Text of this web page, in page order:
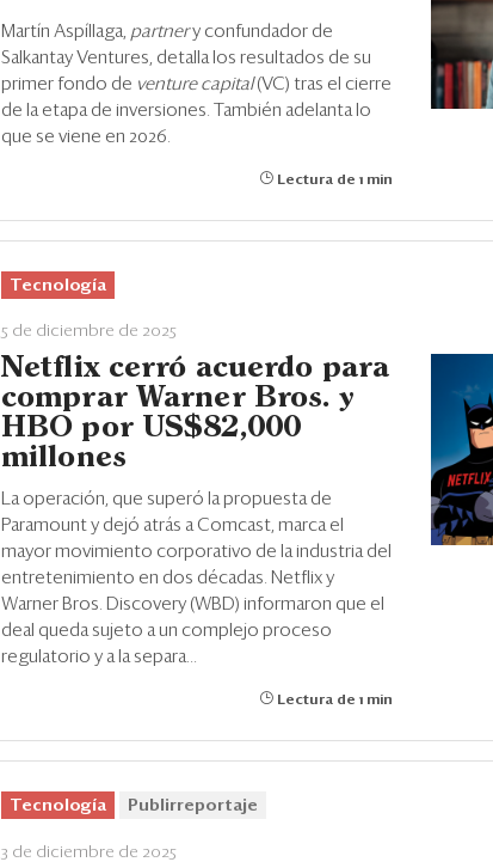
Martín Aspíllaga, partnery confundador de
Salkantay Ventures, detalla los resultados de su
primer fondo de venture capital(VC) tras el cierre
de la etapa de inversiones. También adelanta lo
que se viene en 2026.
Lectura de 1 min
Tecnología
5 de diciembre de 2025
Netflix cerró acuerdo para
comprar Warner Bros. y
HBO por US$82,000
millones
La operación, que superó la propuesta de
Paramount y dejó atrás a Comcast, marca el
mayor movimiento corporativo de la industria del
entretenimiento en dos décadas. Netflix y
Warner Bros. Discovery (WBD) informaron que el
deal queda sujeto a un complejo proceso
regulatorio y a la separa...
Lectura de 1 min
Tecnología Publirreportaje
3 de diciembre de 2025